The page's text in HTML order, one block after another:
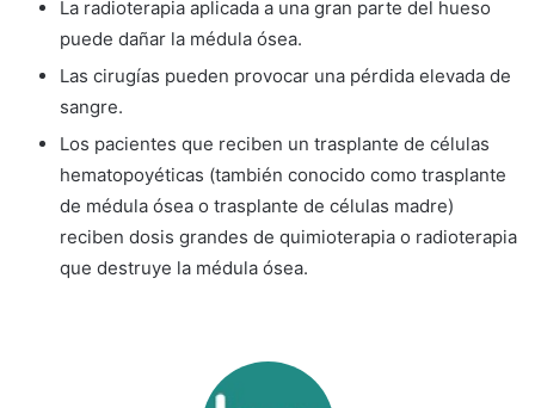
La radioterapia aplicada a una gran parte del hueso
puede dañar la médula ósea.
Las cirugías pueden provocar una pérdida elevada de
sangre.
Los pacientes que reciben un trasplante de células
hematopoyéticas (también conocido como trasplante
de médula ósea o trasplante de células madre)
reciben dosis grandes de quimioterapia o radioterapia
que destruye la médula ósea.